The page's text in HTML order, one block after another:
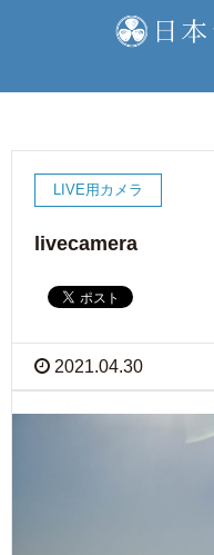
LIVE用カメラ
livecamera
2021.04.30